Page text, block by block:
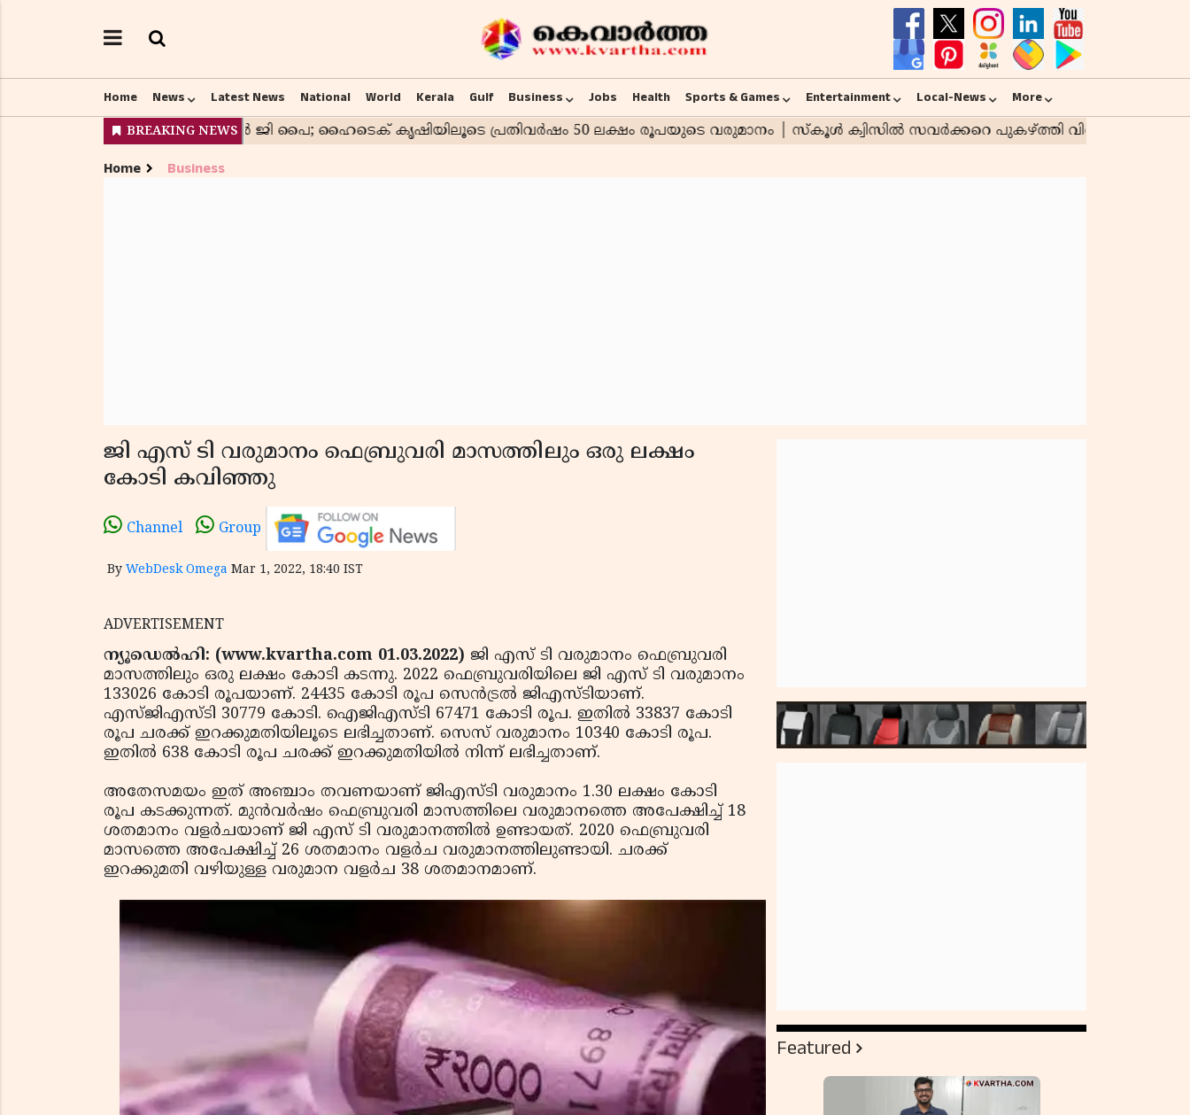
Home News Latest News National World Kerala Gulf Business Jobs Health Sports & Games Entertainment Local-News More
Home Business
ജി എസ് ടി വരുമാനം ഫെബ്രുവരി മാസത്തിലും ഒരു ലക്ഷം
കോടി കവിഞ്ഞു
Channel Group
By WebDesk Omega Mar 1, 2022, 18:40 IST
ADVERTISEMENT
ന്യൂഡെല്‍ഹി: (www.kvartha.com 01.03.2022) ജി എസ് ടി വരുമാനം ഫെബ്രുവരി
മാസത്തിലും ഒരു ലക്ഷം കോടി കടന്നു. 2022 ഫെബ്രുവരിയിലെ ജി എസ് ടി വരുമാനം
133026 കോടി രൂപയാണ്. 24435 കോടി രൂപ സെന്‍ട്രല്‍ ജിഎസ്ടിയാണ്.
എസ്ജിഎസ്ടി 30779 കോടി. ഐജിഎസ്ടി 67471 കോടി രൂപ. ഇതില്‍ 33837 കോടി
രൂപ ചരക്ക് ഇറക്കുമതിയിലൂടെ ലഭിച്ചതാണ്. സെസ് വരുമാനം 10340 കോടി രൂപ.
ഇതില്‍ 638 കോടി രൂപ ചരക്ക് ഇറക്കുമതിയില്‍ നിന്ന് ലഭിച്ചതാണ്.
അതേസമയം ഇത് അഞ്ചാം തവണയാണ് ജിഎസ്ടി വരുമാനം 1.30 ലക്ഷം കോടി
രൂപ കടക്കുന്നത്. മുന്‍വര്‍ഷം ഫെബ്രുവരി മാസത്തിലെ വരുമാനത്തെ അപേക്ഷിച്ച് 18
ശതമാനം വളര്‍ചയാണ് ജി എസ് ടി വരുമാനത്തില്‍ ഉണ്ടായത്. 2020 ഫെബ്രുവരി
മാസത്തെ അപേക്ഷിച്ച് 26 ശതമാനം വളര്‍ച വരുമാനത്തിലുണ്ടായി. ചരക്ക്
ഇറക്കുമതി വഴിയുള്ള വരുമാന വളര്‍ച 38 ശതമാനമാണ്.
Featured